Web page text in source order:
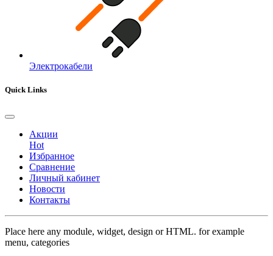
Электрокабели
Quick Links
Акции
Hot
Избранное
Сравнение
Личный кабинет
Новости
Контакты
Place here any module, widget, design or HTML. for example
menu, categories